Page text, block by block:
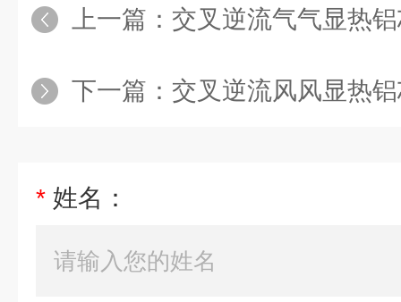
上一篇： 交叉逆流气气显热
下一篇： 交叉逆流风风显热
* 姓名：